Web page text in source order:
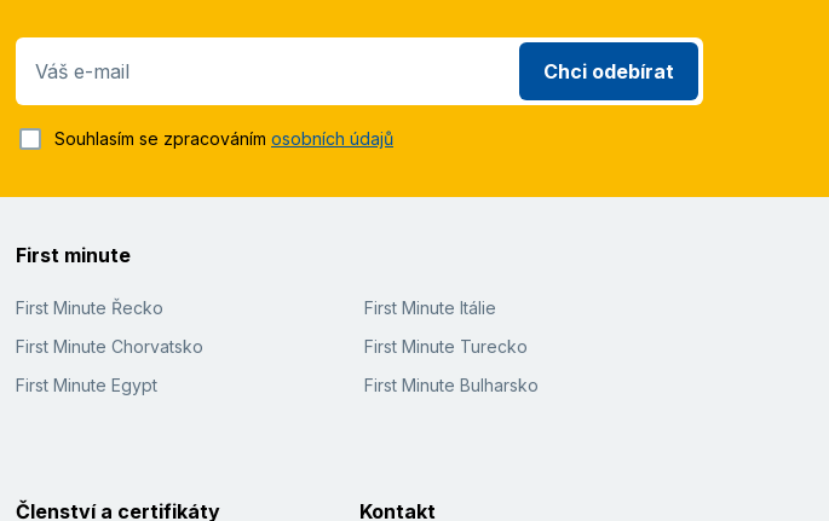
Váš e-mail Chci odebírat
Souhlasím se zpracováním osobních údajů
First minute
First Minute Řecko
First Minute Chorvatsko
First Minute Egypt
First Minute Itálie
First Minute Turecko
First Minute Bulharsko
Členství a certifikáty Kontakt